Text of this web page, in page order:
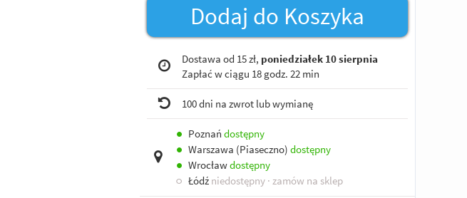
Dodaj do Koszyka
Dostawa od 15 zł, poniedziałek 10 sierpnia
Zapłać w ciągu 18 godz. 22 min
100 dni na zwrot lub wymianę
● Poznań dostępny
● Warszawa (Piaseczno) dostępny
● Wrocławdostępny
○ Łódź niedostępny · zamów na sklep